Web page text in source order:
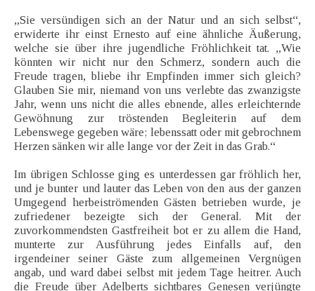
„Sie versündigen sich an der Natur und an sich selbst“,
erwiderte ihr einst Ernesto auf eine ähnliche Äußerung,
welche sie über ihre jugendliche Fröhlichkeit tat. „Wie
könnten wir nicht nur den Schmerz, sondern auch die
Freude tragen, bliebe ihr Empfinden immer sich gleich?
Glauben Sie mir, niemand von uns verlebte das zwanzigste
Jahr, wenn uns nicht die alles ebnende, alles erleichternde
Gewöhnung zur tröstenden Begleiterin auf dem
Lebenswege gegeben wäre; lebenssatt oder mit gebrochnem
Herzen sänken wir alle lange vor der Zeit in das Grab.“
Im übrigen Schlosse ging es unterdessen gar fröhlich her,
und je bunter und lauter das Leben von den aus der ganzen
Umgegend herbeiströmenden Gästen betrieben wurde, je
zufriedener bezeigte sich der General. Mit der
zuvorkommendsten Gastfreiheit bot er zu allem die Hand,
munterte zur Ausführung jedes Einfalls auf, den
irgendeiner seiner Gäste zum allgemeinen Vergnügen
angab, und ward dabei selbst mit jedem Tage heitrer. Auch
die Freude über Adelberts sichtbares Genesen verjüngte